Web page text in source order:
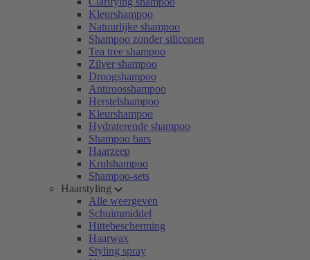
Kleurshampoo
Natuurlijke shampoo
Shampoo zonder siliconen
Tea tree shampoo
Zilver shampoo
Droogshampoo
Antiroosshampoo
Herstelshampoo
Kleurshampoo
Hydraterende shampoo
Shampoo bars
Haarzeep
Krulshampoo
Shampoo-sets
Haarstyling
Alle weergeven
Schuimmiddel
Hittebescherming
Haarwax
Styling spray